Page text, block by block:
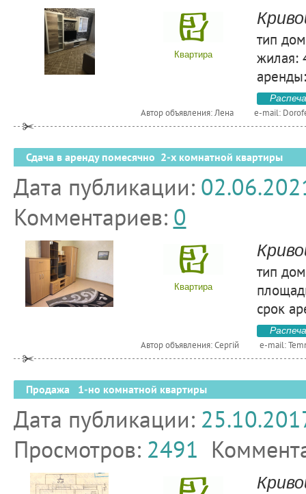
Квартира
тип
жилая:
Автор объявления: Лена e-mail:
Сдача в аренду помесячно 2-х комнатной квартиры
Дата публикации:
Комментариев: 0
Квартира
тип
срок
Автор объявления: Сергій e-mail:
Продажа 1-но комнатной квартиры
Дата публикации:
Просмотров: 2491